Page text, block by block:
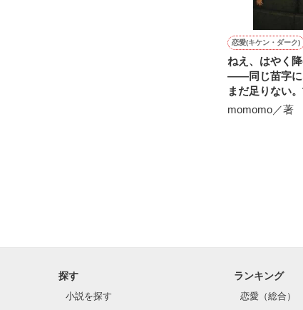
恋愛(キケン・ダーク)
ねえ、はやく降
――同じ苗字に
まだ足りない
ったい心理戦を
momomo／著
探す
小説を探す
ランキング
恋愛（総合）